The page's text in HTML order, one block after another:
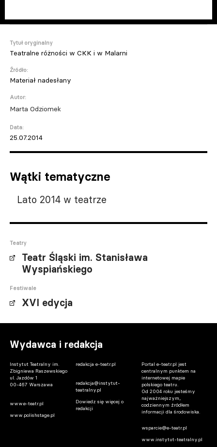
Tytuł oryginalny
Teatralne różności w CKK i w Malarni
Źródło:
Materiał nadesłany
Autor:
Marta Odziomek
Data:
25.07.2014
Wątki tematyczne
Lato 2014 w teatrze
Teatry
Teatr Śląski im. Stanisława
Wyspiańskiego
Festiwale
XVI edycja
Wydawca i redakcja
Instytut Teatralny im.
Zbigniewa Raszewskiego
ul. Jazdów 1
00-467 Warszawa
www.e-teatr.pl
www.polishstage.pl
redakcja e-teatr.pl
redakcja@instytut-
teatralny.pl
Dowiedz się więcej o
redakcji
Portal e-teatr.pl jest
centralnym punktem na
internetowej mapie
polskiego teatru.
Od 2004 roku jesteśmy
najważniejszym,
codziennym źródłem
informacji dla środowiska.
wsparcie@e-teatr.pl
www.instytut-teatralny.pl